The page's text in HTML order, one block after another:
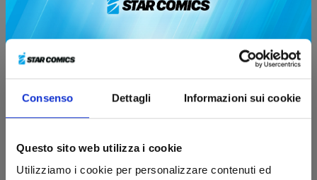
Consenso Dettagli Informazioni sui cookie
Questo sito web utilizza i cookie
Utilizziamo i cookie per personalizzare contenuti ed
DARLING, GIVE ME A BREAK!